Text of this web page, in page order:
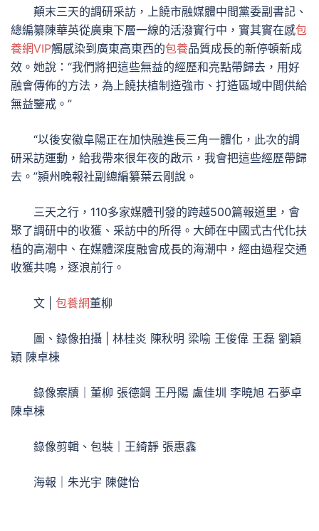
顛末三天的調研采訪，上饒市融媒體中間黨委副書記、
總編纂陳華英從廣東下層一線的活潑實行中，實其實在感包
養網VIP觸感染到廣東高東西的包養品質成長的新停頓新成
效。她說：“我們將把這些無益的經歷和亮點帶歸去，用好
融會傳佈的方法，為上饒扶植制造強市、打造區域中間供給
無益鑒戒。”
“以後安徽阜陽正在加快融進長三角一體化，此次的調
研采訪運動，給我帶來很年夜的啟示，我會把這些經歷帶歸
去。”潁州晚報社副總編纂葉云剛說。
三天之行，110多家媒體刊發的跨越500篇報道里，會
聚了調研中的收獲、采訪中的所得。大師在中國式古代化扶
植的高潮中、在媒體深度融會成長的海潮中，經由過程交通
收獲共鳴，逐浪前行。
文 | 包養網董柳
圖、錄像拍攝 | 林桂炎 陳秋明 梁喻 王俊偉 王磊 劉穎
穎 陳卓棟
錄像案牘｜董柳 張德鋼 王丹陽 盧佳圳 李曉旭 石夢卓
陳卓棟
錄像剪輯、包裝｜王綺靜 張惠鑫
海報｜朱光宇 陳健怡